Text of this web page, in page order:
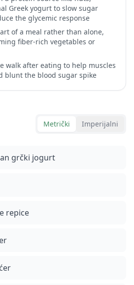
Greek yogurt to slow sugar
the glycemic response
of a meal rather than alone,
fiber-rich vegetables or
walk after eating to help muscles
blunt the blood sugar spike
Metrički Imperijalni
grčki jogurt
repice